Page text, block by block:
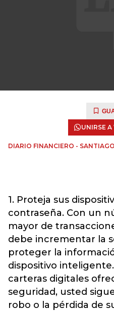
UNIRSE
DIARIO FINANCIERO - SANTIAGO
1. Proteja sus
contraseña. Con un
mayor de
debe incrementar la
proteger la
dispositivo
carteras digitales
seguridad, usted
robo o la pérdida de